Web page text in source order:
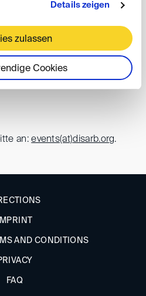
Details zeigen
zulassen
Cookies
oder hier.
an:events(at)disarb.org.
IMPRINT
AND CONDITIONS
FAQ